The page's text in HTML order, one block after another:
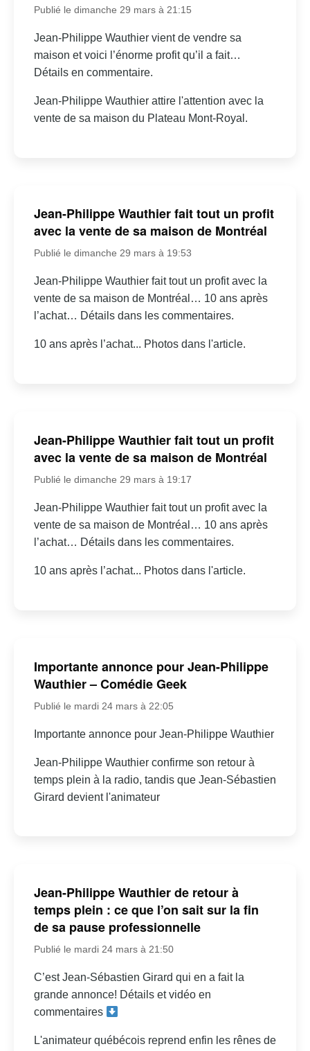
Publié le dimanche 29 mars à 21:15
Jean-Philippe Wauthier vient de vendre sa
maison et voici l’énorme profit qu’il a fait…
Détails en commentaire.
Jean-Philippe Wauthier attire l'attention avec la
vente de sa maison du Plateau Mont-Royal.
Jean-Philippe Wauthier fait tout un profit
avec la vente de sa maison de Montréal
Publié le dimanche 29 mars à 19:53
Jean-Philippe Wauthier fait tout un profit avec la
vente de sa maison de Montréal… 10 ans après
l’achat… Détails dans les commentaires.
10 ans après l’achat... Photos dans l'article.
Jean-Philippe Wauthier fait tout un profit
avec la vente de sa maison de Montréal
Publié le dimanche 29 mars à 19:17
Jean-Philippe Wauthier fait tout un profit avec la
vente de sa maison de Montréal… 10 ans après
l’achat… Détails dans les commentaires.
10 ans après l’achat... Photos dans l'article.
Importante annonce pour Jean-Philippe
Wauthier – Comédie Geek
Publié le mardi 24 mars à 22:05
Importante annonce pour Jean-Philippe Wauthier
Jean-Philippe Wauthier confirme son retour à
temps plein à la radio, tandis que Jean-Sébastien
Girard devient l'animateur
Jean-Philippe Wauthier de retour à
temps plein : ce que l’on sait sur la fin
de sa pause professionnelle
Publié le mardi 24 mars à 21:50
C’est Jean-Sébastien Girard qui en a fait la
grande annonce! Détails et vidéo en
commentaires
L'animateur québécois reprend enfin les rênes de